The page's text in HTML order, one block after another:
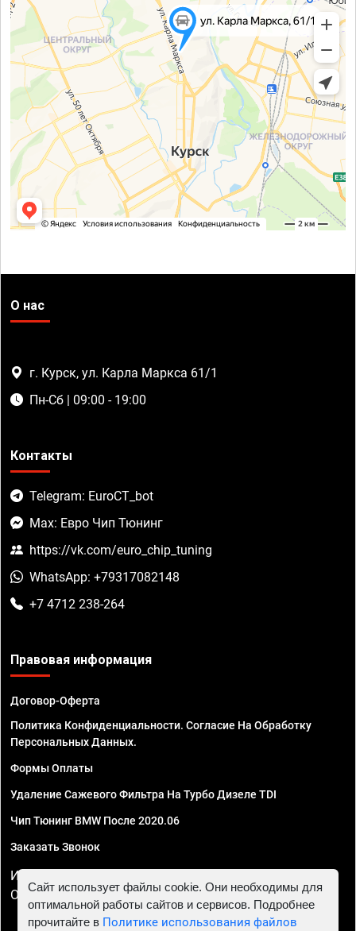
О нас
г. Курск, ул. Карла Маркса 61/1
Пн-Сб | 09:00 - 19:00
Контакты
Telegram: EuroCT_bot
Max: Евро Чип Тюнинг
https://vk.com/euro_chip_tuning
WhatsApp: +79317082148
+7 4712 238-264
Правовая информация
Договор-Оферта
Политика Конфиденциальности. Согласие На Обработку
Персональных Данных.
Формы Оплаты
Удаление Сажевого Фильтра На Турбо Дизеле TDI
Чип Тюнинг BMW После 2020.06
Заказать Звонок
ИП Смирнов Георгий Павлович. ИНН 781302555843,
ОГРНИП 324470400032610
Сайт использует файлы cookie. Они необходимы для
оптимальной работы сайтов и сервисов. Подробнее
прочитайте в Политике использования файлов